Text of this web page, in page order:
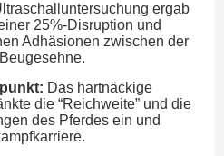
ergab
25%-Disruption und
Adhäsionen zwischen der
Das hartnäckige
die “Reichweite” und die
des Pferdes ein und